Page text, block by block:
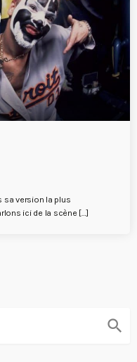
sa version la plus
ici de la scène […]
search